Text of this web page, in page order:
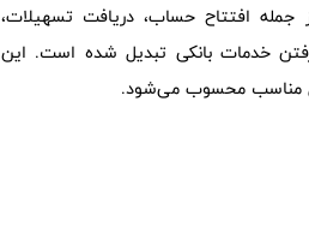
جمله افتتاح حساب، دریافت تسهیلات،
خدمات بانکی تبدیل شده است. این
مناسب محسوب می‌شود.